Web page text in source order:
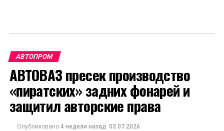
АВТОПРОМ
АВТОВАЗ пресек производство
«пиратских» задних фонарей и
защитил авторские права
Опубликовано 4 недели назад 03.07.2026